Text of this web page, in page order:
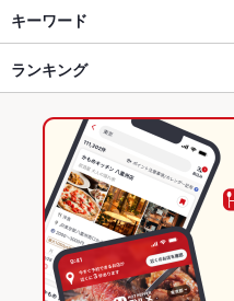
仙北市・秋田県北部 × 焼肉・ホ
仙北市・秋田県北部 × 焼肉
東大館駅 × 焼肉・ホルモン
東大館駅 × 焼肉
大館市 × 焼肉・ホルモン
大館市 × 焼肉
秋田 × 焼肉・ホルモン
秋田 × 焼肉
大館駅
東大館駅
キーワード
エビ料理
チーズフォンデュ たこ焼き 油そば
ランキング
秋田のグルメランキング
秋田の焼肉・ホルモンランキング
仙北市・秋田県北部のグルメラ
仙北市・秋田県北部の焼肉・